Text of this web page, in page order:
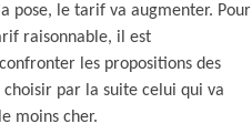
pose, le tarif va augmenter. Pour
raisonnable, il est
les propositions des
par la suite celui qui va
moins cher.